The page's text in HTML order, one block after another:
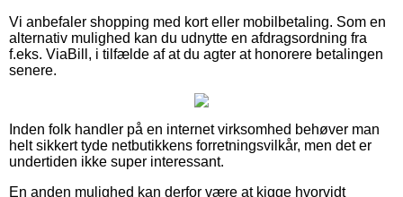
Vi anbefaler shopping med kort eller mobilbetaling. Som en
alternativ mulighed kan du udnytte en afdragsordning fra
f.eks. ViaBill, i tilfælde af at du agter at honorere betalingen
senere.
Inden folk handler på en internet virksomhed behøver man
helt sikkert tyde netbutikkens forretningsvilkår, men det er
undertiden ikke super interessant.
En anden mulighed kan derfor være at kigge hvorvidt